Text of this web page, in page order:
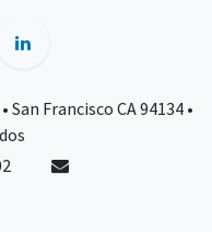
San Francisco CA 94134 •